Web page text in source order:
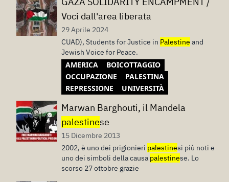
Voci dall'area liberata
29 Aprile 2024
CUAD), Students for Justice in Palestine and
Jewish Voice for Peace.
AMERICA
BOICOTTAGGIO
OCCUPAZIONE
PALESTINA
REPRESSIONE
UNIVERSITÀ
Marwan Barghouti, il Mandela
palestinese
15 Dicembre 2013
2002, è uno dei prigionieri palestinesi più noti e
uno dei simboli della causa palestinese. Lo
scorso 27 ottobre grazie